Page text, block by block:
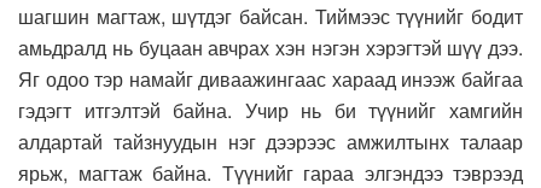
шагшин магтаж, шүтдэг байсан. Тиймээс түүнийг бодит
амьдралд нь буцаан авчрах хэн нэгэн хэрэгтэй шүү дээ.
Яг одоо тэр намайг диваажингаас хараад инээж байгаа
гэдэгт итгэлтэй байна. Учир нь би түүнийг хамгийн
алдартай тайзнуудын нэг дээрээс амжилтынх талаар
ярьж, магтаж байна. Түүнийг гараа элгэндээ тэврээд